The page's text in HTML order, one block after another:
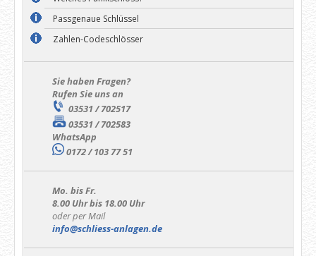
Passgenaue Schlüssel
Zahlen-Codeschlösser
Sie haben Fragen?
Rufen Sie uns an
03531 / 702517
03531 / 702583
WhatsApp
0172 / 103 77 51
Mo. bis Fr.
8.00 Uhr bis 18.00 Uhr
oder per Mail
info@schliess-anlagen.de